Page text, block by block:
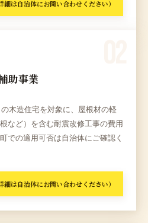
細は自治体にお問い合わせください）
助事業
木造住宅を対象に、屋根材の軽
など）を含む耐震改修工事の費用
での適用可否は自治体にご確認く
細は自治体にお問い合わせください）